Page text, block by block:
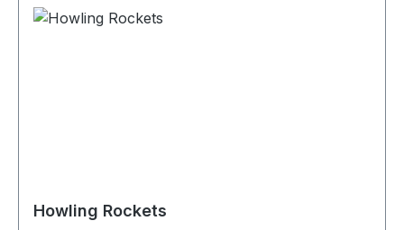
Howling Rockets